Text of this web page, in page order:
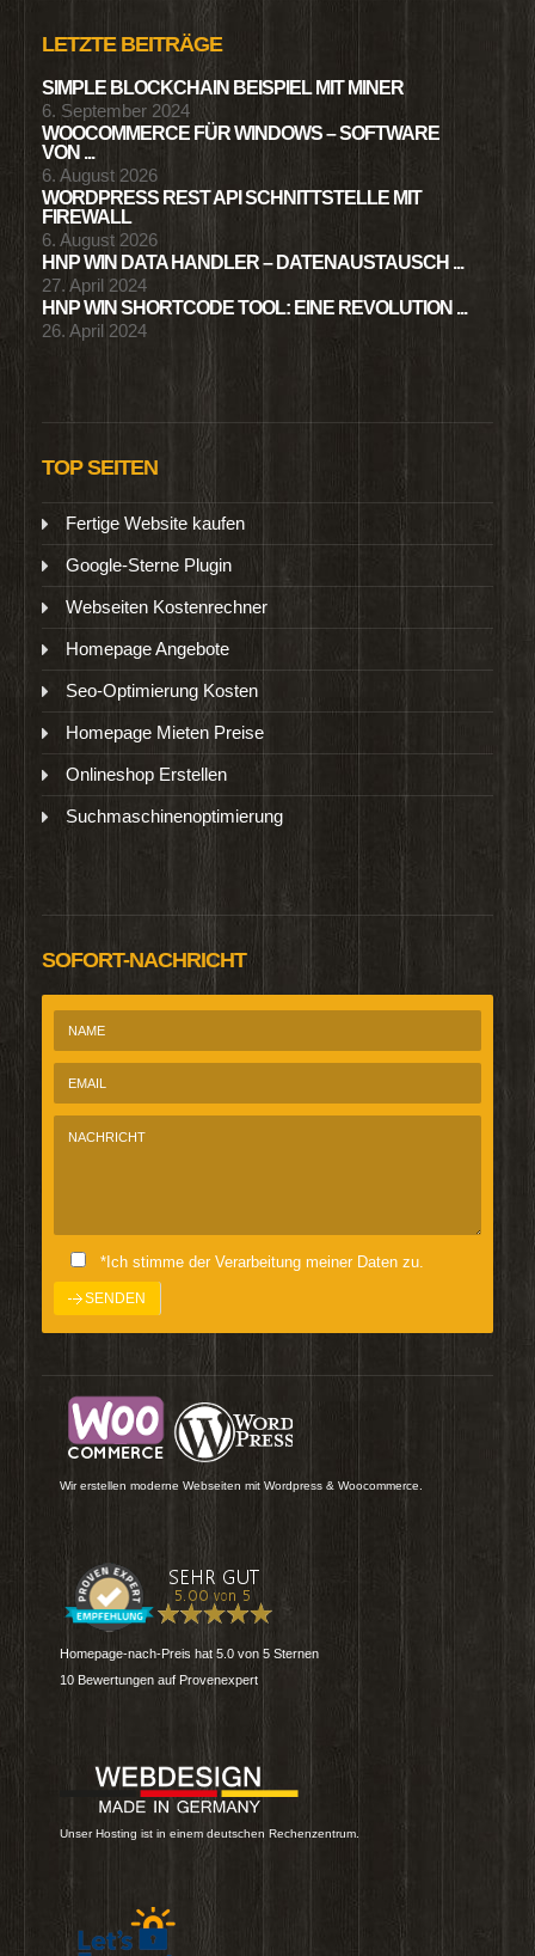
LETZTE BEITRÄGE
SIMPLE BLOCKCHAIN BEISPIEL MIT MINER
6. September 2024
WOOCOMMERCE FÜR WINDOWS – SOFTWARE
VON ...
6. August 2026
WORDPRESS REST API SCHNITTSTELLE MIT
FIREWALL
6. August 2026
HNP WIN DATA HANDLER – DATENAUSTAUSCH ...
27. April 2024
HNP WIN SHORTCODE TOOL: EINE REVOLUTION ...
26. April 2024
TOP SEITEN
Fertige Website kaufen
Google-Sterne Plugin
Webseiten Kostenrechner
Homepage Angebote
Seo-Optimierung Kosten
Homepage Mieten Preise
Onlineshop Erstellen
Suchmaschinenoptimierung
SOFORT-NACHRICHT
*Ich stimme der Verarbeitung meiner Daten zu.
Wir erstellen moderne Webseiten mit Wordpress & Woocommerce.
Homepage-nach-Preis hat 5.0 von 5 Sternen
10 Bewertungen auf Provenexpert
Unser Hosting ist in einem deutschen Rechenzentrum.